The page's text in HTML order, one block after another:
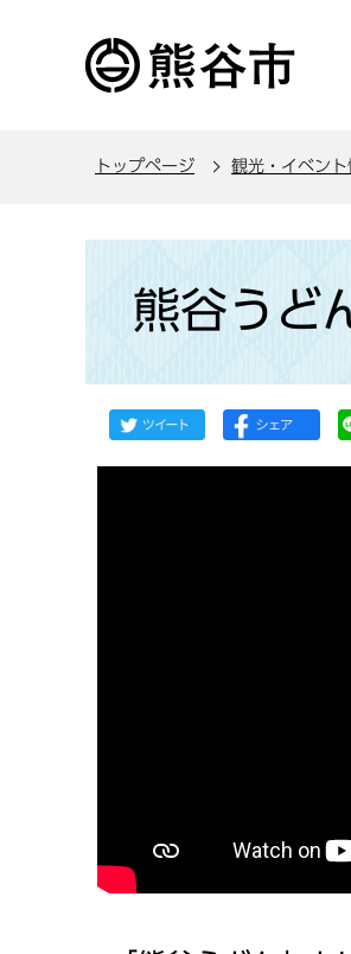
トップページ 観光・イベント
か
熊谷うど